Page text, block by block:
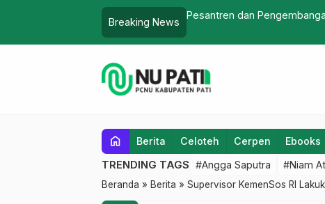
Breaking News
Pesantren dan
home Berita Celoteh Cerpen Ebooks
TRENDING TAGS #Angga Saputra #Niam
Beranda » Berita » Supervisor KemenSos RI